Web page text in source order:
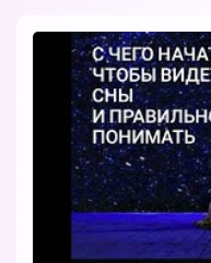
Вы можете
снах
Мы
помощью